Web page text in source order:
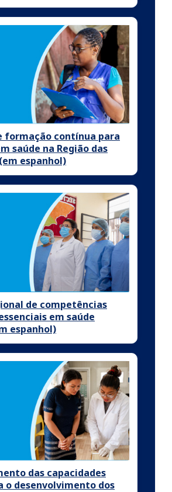
formação contínua para
saúde na Região das
espanhol)
de competências
em saúde
espanhol)
das capacidades
o desenvolvimento dos